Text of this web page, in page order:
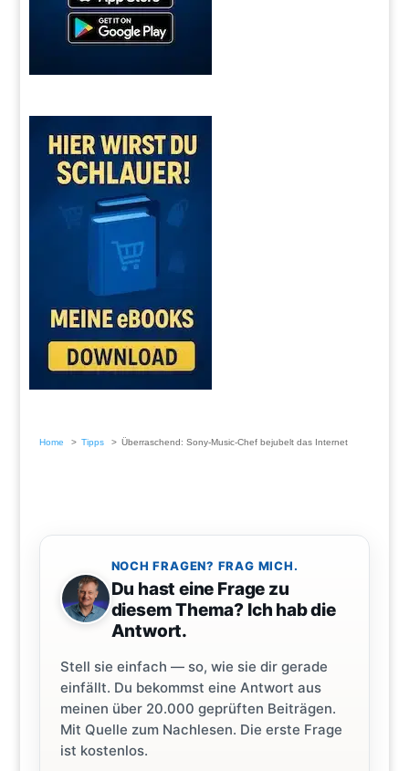
Home Tipps Überraschend: Sony-Music-Chef bejubelt das Internet
NOCH FRAGEN? FRAG MICH.
Du hast eine Frage zu
diesem Thema? Ich hab die
Antwort.
Stell sie einfach — so, wie sie dir gerade
einfällt. Du bekommst eine Antwort aus
meinen über 20.000 geprüften Beiträgen.
Mit Quelle zum Nachlesen. Die erste Frage
ist kostenlos.